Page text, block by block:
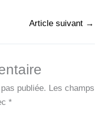
Article suivant →
publiée. Les champs
*